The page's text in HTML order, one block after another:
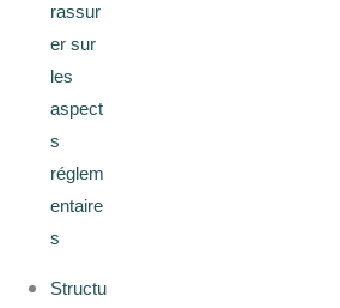
rassur
er sur
les
aspect
s
réglem
entaire
s
Structu